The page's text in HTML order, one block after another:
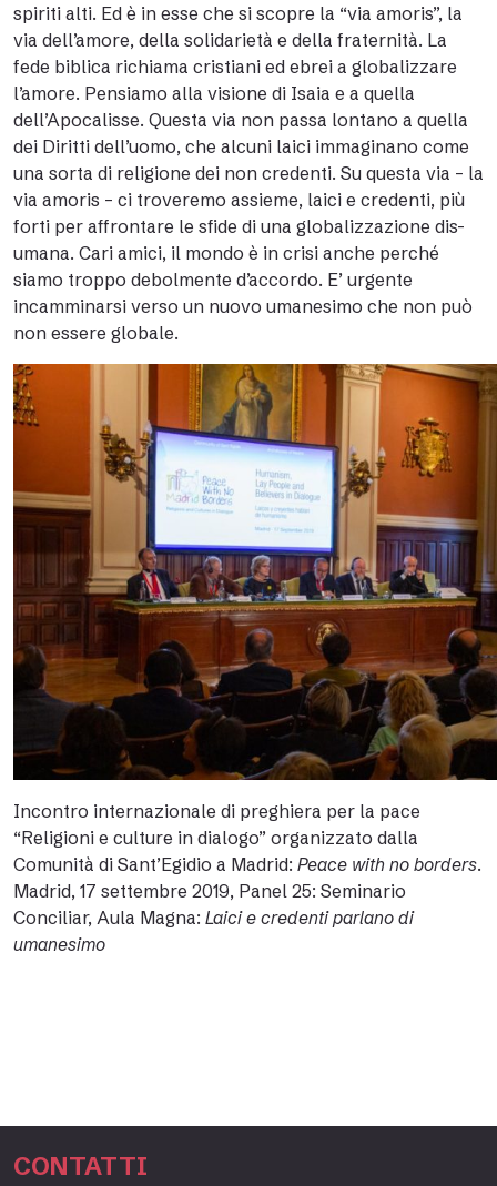
spiriti alti. Ed è in esse che si scopre la “via amoris”, la
via dell’amore, della solidarietà e della fraternità. La
fede biblica richiama cristiani ed ebrei a globalizzare
l’amore. Pensiamo alla visione di Isaia e a quella
dell’Apocalisse. Questa via non passa lontano a quella
dei Diritti dell’uomo, che alcuni laici immaginano come
una sorta di religione dei non credenti. Su questa via – la
via amoris – ci troveremo assieme, laici e credenti, più
forti per affrontare le sfide di una globalizzazione dis-
umana. Cari amici, il mondo è in crisi anche perché
siamo troppo debolmente d’accordo. E’ urgente
incamminarsi verso un nuovo umanesimo che non può
non essere globale.
Incontro internazionale di preghiera per la pace
“Religioni e culture in dialogo” organizzato dalla
Comunità di Sant’Egidio a Madrid: Peace with no borders.
Madrid, 17 settembre 2019, Panel 25: Seminario
Conciliar, Aula Magna: Laici e credenti parlano di
umanesimo
CONTATTI